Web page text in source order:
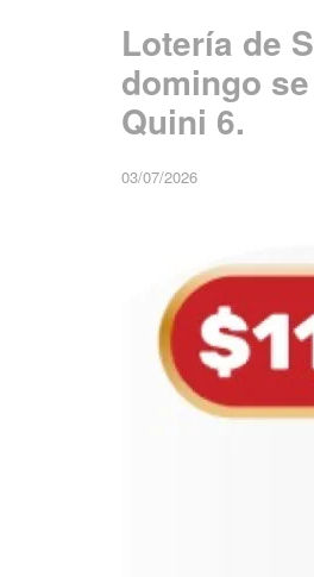
Lotería de
domingo
Quini 6.
03/07/2026